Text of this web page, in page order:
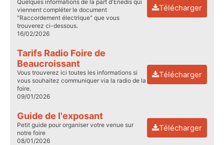
Quelques informations de la part d'Enedis qui
viennent compléter le document
"Raccordement électrique" que vous
trouverez ci-dessous.
16/02/2026
Télécharger
Tarifs Radio Foire de
Beaucroissant
Vous trouverez ici toutes les informations si
vous souhaitez communiquer via la radio de la
foire.
09/01/2026
Télécharger
Guide de l'exposant
Petit guide pour organiser votre venue sur
notre foire
08/01/2026
Télécharger